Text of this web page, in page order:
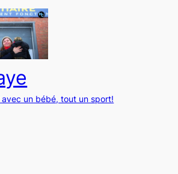
avec un bébé, tout un sport!